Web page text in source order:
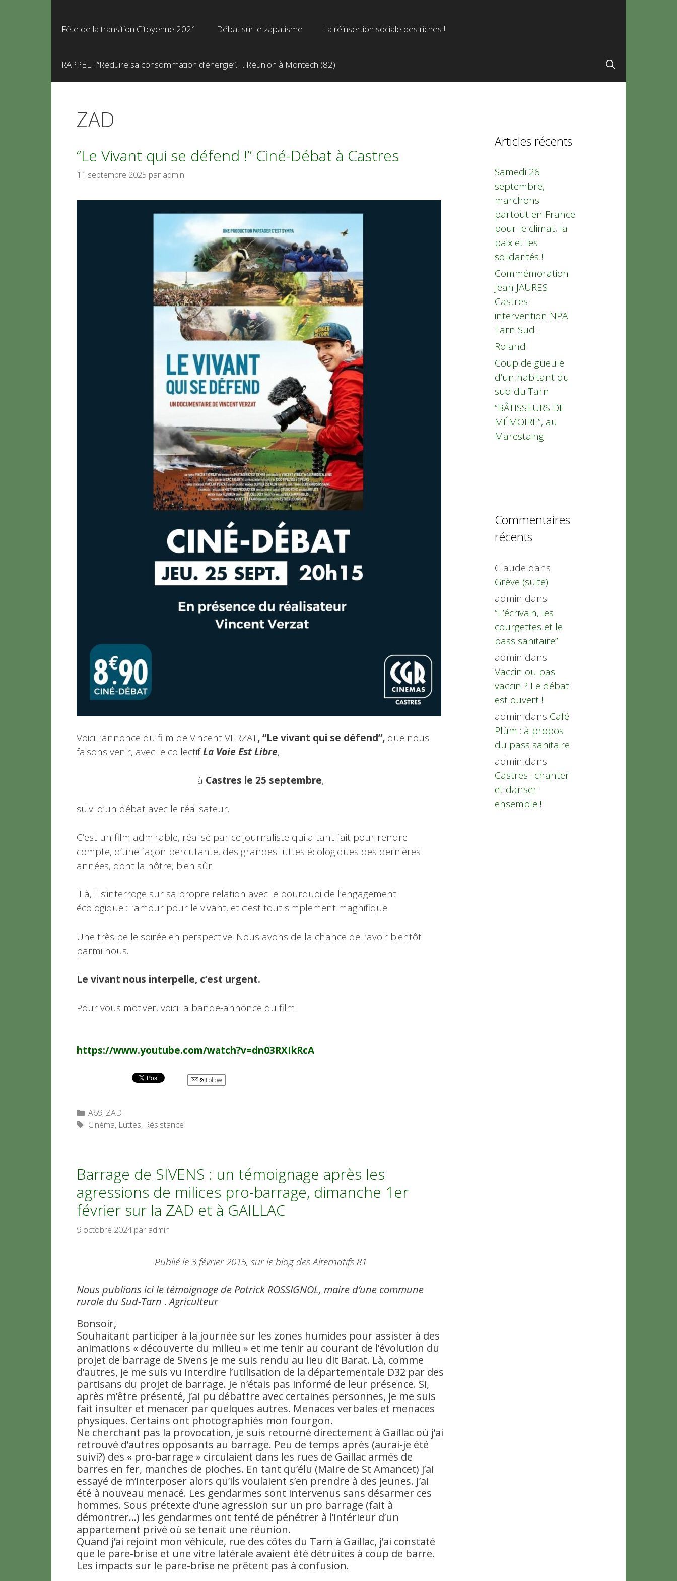
Fête de la transition Citoyenne 2021 Débat sur le zapatisme La réinsertion sociale des riches !
RAPPEL : “Réduire sa consommation d’énergie”. . . Réunion à Montech (82)
ZAD
“Le Vivant qui se défend !” Ciné-Débat à Castres
11 septembre 2025 par admin
Voici l’annonce du film de Vincent VERZAT, “Le vivant qui se défend”, que nous
faisons venir, avec le collectifLa Voie Est Libre,
à Castres le 25 septembre,
suivi d’un débat avec le réalisateur.
C’est un film admirable, réalisé par ce journaliste qui a tant fait pour rendre
compte, d’une façon percutante, des grandes luttes écologiques des dernières
années, dont la nôtre, bien sûr.
Là, il s’interroge sur sa propre relation avec le pourquoi de l’engagement
écologique : l’amour pour le vivant, et c’est tout simplement magnifique.
Une très belle soirée en perspective. Nous avons de la chance de l’avoir bientôt
parmi nous.
Le vivant nous interpelle, c’est urgent.
Pour vous motiver, voici la bande-annonce du film:
https://www.youtube.com/watch?v=dn03RXIkRcA
Follow
Catégories
A69, ZAD
Étiquettes
Cinéma, Luttes, Résistance
Barrage de SIVENS : un témoignage après les
agressions de milices pro-barrage, dimanche 1er
février sur la ZAD et à GAILLAC
9 octobre 2024 par admin
Publié le 3 février 2015, sur le blog des Alternatifs 81
Nous publions ici le témoignage de Patrick ROSSIGNOL, maire d’une commune
rurale du Sud-Tarn .Agriculteur
Bonsoir,
Souhaitant participer à la journée sur les zones humides pour assister à des
animations « découverte du milieu » et me tenir au courant de l’évolution du
projet de barrage de Sivens je me suis rendu au lieu dit Barat. Là, comme
d’autres, je me suis vu interdire l’utilisation de la départementale D32 par des
partisans du projet de barrage. Je n’étais pas informé de leur présence. Si,
après m’être présenté, j’ai pu débattre avec certaines personnes, je me suis
fait insulter et menacer par quelques autres. Menaces verbales et menaces
physiques. Certains ont photographiés mon fourgon.
Ne cherchant pas la provocation, je suis retourné directement à Gaillac où j’ai
retrouvé d’autres opposants au barrage. Peu de temps après (aurai-je été
suivi?) des « pro-barrage » circulaient dans les rues de Gaillac armés de
barres en fer, manches de pioches. En tant qu’élu (Maire de St Amancet) j’ai
essayé de m’interposer alors qu’ils voulaient s’en prendre à des jeunes. J’ai
été à nouveau menacé. Les gendarmes sont intervenus sans désarmer ces
hommes. Sous prétexte d’une agression sur un pro barrage (fait à
démontrer…) les gendarmes ont tenté de pénétrer à l’intérieur d’un
appartement privé où se tenait une réunion.
Quand j’ai rejoint mon véhicule, rue des côtes du Tarn à Gaillac, j’ai constaté
que le pare-brise et une vitre latérale avaient été détruites à coup de barre.
Les impacts sur le pare-brise ne prêtent pas à confusion.
Articles récents
Samedi 26
septembre,
marchons
partout en France
pour le climat, la
paix et les
solidarités !
Commémoration
Jean JAURES
Castres :
intervention NPA
Tarn Sud :
Roland
Coup de gueule
d’un habitant du
sud du Tarn
“BÂTISSEURS DE
MÉMOIRE”, au
Marestaing
Commentaires
récents
Claude dans
Grève (suite)
admin dans
“L’écrivain, les
courgettes et le
pass sanitaire”
admin dans
Vaccin ou pas
vaccin ? Le débat
est ouvert !
admin dans Café
Plùm : à propos
du pass sanitaire
admin dans
Castres : chanter
et danser
ensemble !